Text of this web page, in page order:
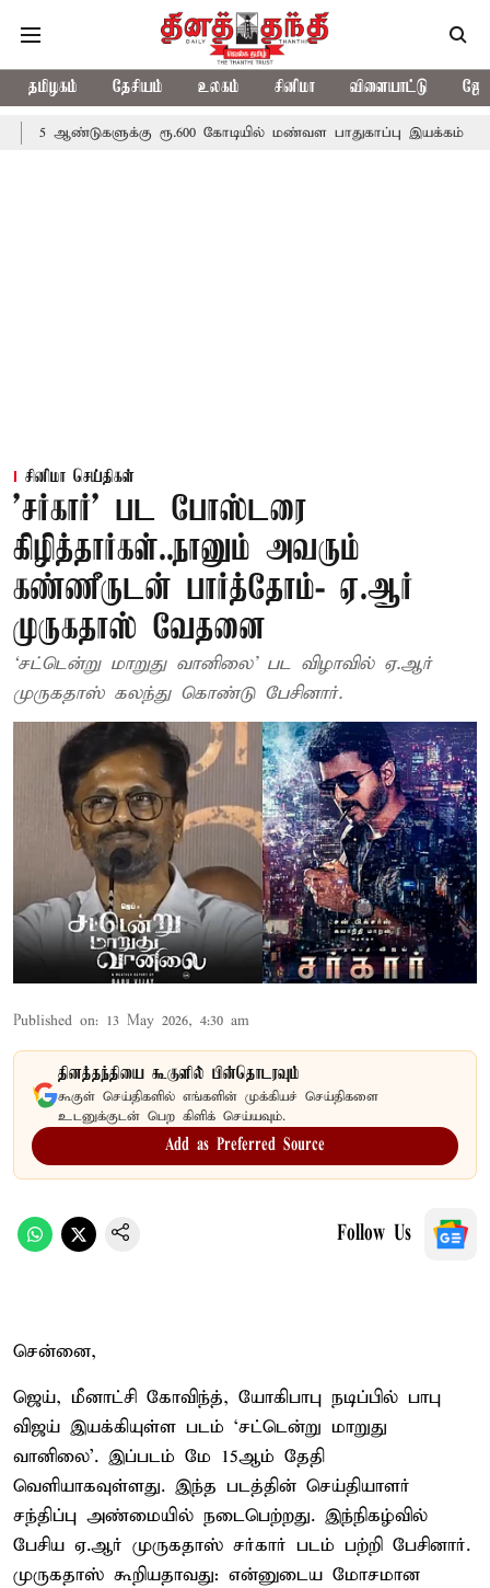
தமிழகம் தேசியம் உலகம் சினிமா விளையாட்டு
ரூ.600 கோடியில் மண்வள பாதுகாப்பு இயக்கம்
சினிமா செய்திகள்
’சர்கார்’ பட போஸ்டரை
கிழித்தார்கள்..நானும் அவரும்
கண்ணீருடன் பார்த்தோம்- ஏ.ஆர்
முருகதாஸ் வேதனை
`சட்டென்று மாறுது வானிலை' பட விழாவில் ஏ.ஆர்
முருகதாஸ் கலந்து கொண்டு பேசினார்.
Published on: 13 May 2026, 4:30 am
தினத்தந்தியை கூகுளில் பின்தொடரவும்
கூகுள் செய்திகளில் எங்களின் முக்கியச் செய்திகளை
உடனுக்குடன் பெற கிளிக் செய்யவும்.
Add as Preferred Source
Follow Us
சென்னை,
ஜெய், மீனாட்சி கோவிந்த், யோகிபாபு நடிப்பில் பாபு
விஜய் இயக்கியுள்ள படம் `சட்டென்று மாறுது
வானிலை'. இப்படம் மே 15ஆம் தேதி
வெளியாகவுள்ளது. இந்த படத்தின் செய்தியாளர்
சந்திப்பு அண்மையில் நடைபெற்றது. இந்நிகழ்வில்
பேசிய ஏ.ஆர் முருகதாஸ் சர்கார் படம் பற்றி பேசினார்.
முருகதாஸ் கூறியதாவது: என்னுடைய மோசமான